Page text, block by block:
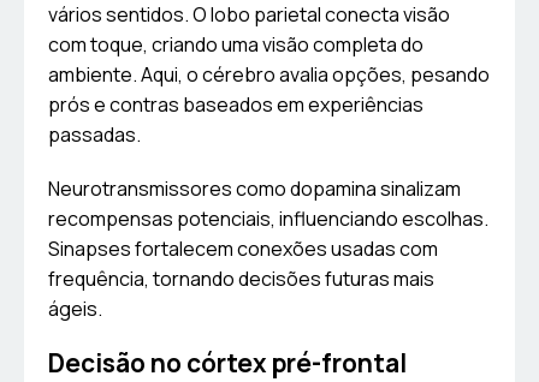
vários sentidos. O lobo parietal conecta visão
com toque, criando uma visão completa do
ambiente. Aqui, o cérebro avalia opções, pesando
prós e contras baseados em experiências
passadas.
Neurotransmissores como dopamina sinalizam
recompensas potenciais, influenciando escolhas.
Sinapses fortalecem conexões usadas com
frequência, tornando decisões futuras mais
ágeis.
Decisão no córtex pré-frontal